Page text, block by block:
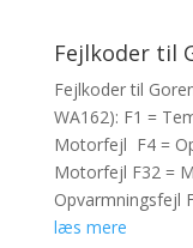
Fejlkoder til
Fejlkoder til
WA162): F1 =
Motorfejl F4 =
Motorfejl F32 =
Opvarmningsfejl
læs mere